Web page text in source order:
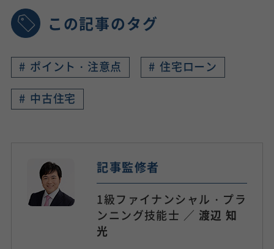
この記事のタグ
# ポイント・注意点 # 住宅ローン
# 中古住宅
記事監修者
1級ファイナンシャル・プラ
ンニング技能士 ／ 渡辺 知
光